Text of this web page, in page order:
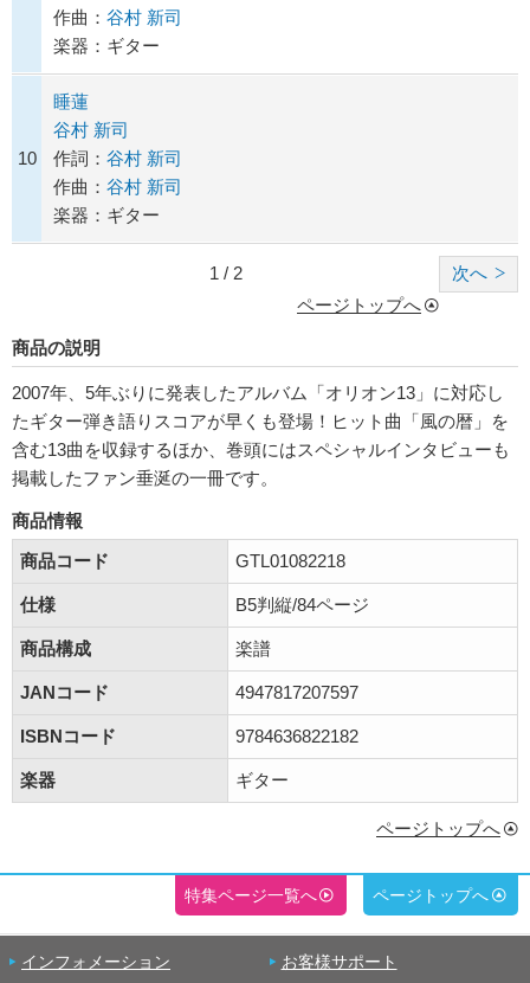
作曲： 谷村 新司
楽器：ギター
10
睡蓮
谷村 新司
作詞： 谷村 新司
作曲： 谷村 新司
楽器：ギター
次へ
1 / 2
ページトップへ
商品の説明
2007年、5年ぶりに発表したアルバム「オリオン13」に対応し
たギター弾き語りスコアが早くも登場！ヒット曲「風の暦」を
含む13曲を収録するほか、巻頭にはスペシャルインタビューも
掲載したファン垂涎の一冊です。
商品情報
商品コード
GTL01082218
仕様 B5判縦/84ページ
商品構成 楽譜
JANコード 4947817207597
ISBNコード 9784636822182
楽器 ギター
ページトップへ
特集ページ一覧へ ページトップへ
インフォメーション お客様サポート